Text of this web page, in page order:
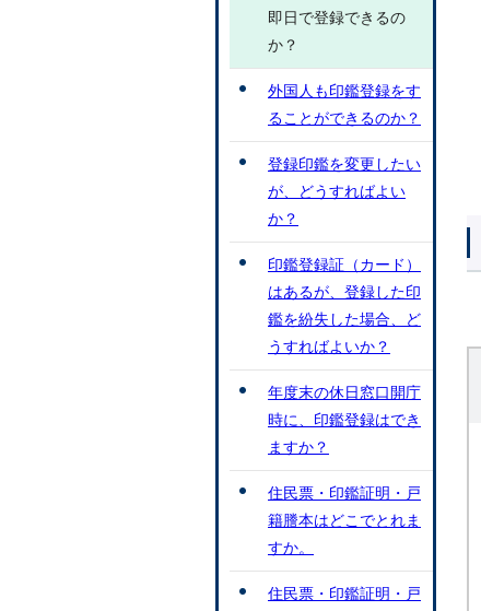
即日で登録できるの
か？
外国人も印鑑登録をす
ることができるのか？
登録印鑑を変更したい
が、どうすればよい
か？
印鑑登録証（カード）
はあるが、登録した印
鑑を紛失した場合、ど
うすればよいか？
年度末の休日窓口開庁
時に、印鑑登録はでき
ますか？
住民票・印鑑証明・戸
籍謄本はどこでとれま
すか。
住民票・印鑑証明・戸